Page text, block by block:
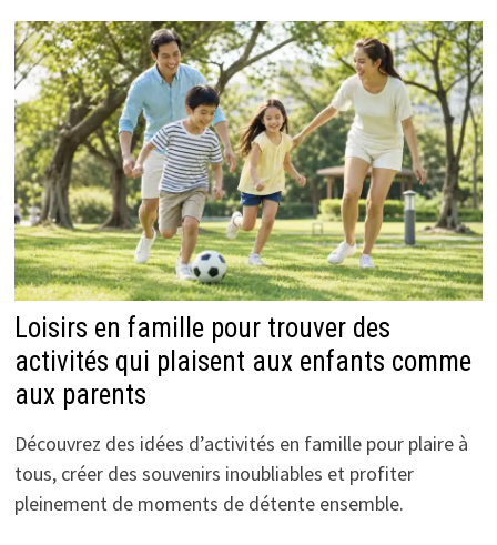
Loisirs en famille pour trouver des
activités qui plaisent aux enfants comme
aux parents
Découvrez des idées d’activités en famille pour plaire à
tous, créer des souvenirs inoubliables et profiter
pleinement de moments de détente ensemble.